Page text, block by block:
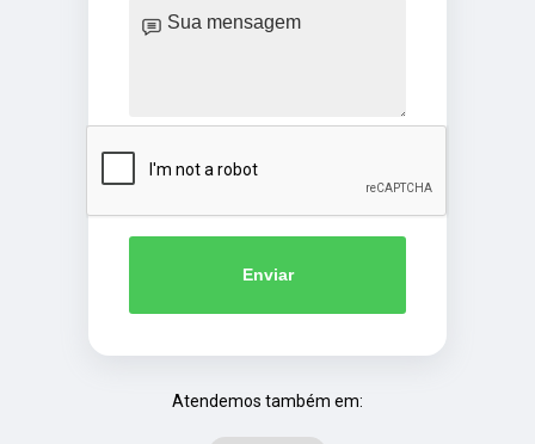
Enviar
Atendemos também em: